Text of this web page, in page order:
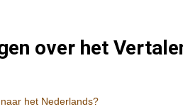
over het
het Nederlands?